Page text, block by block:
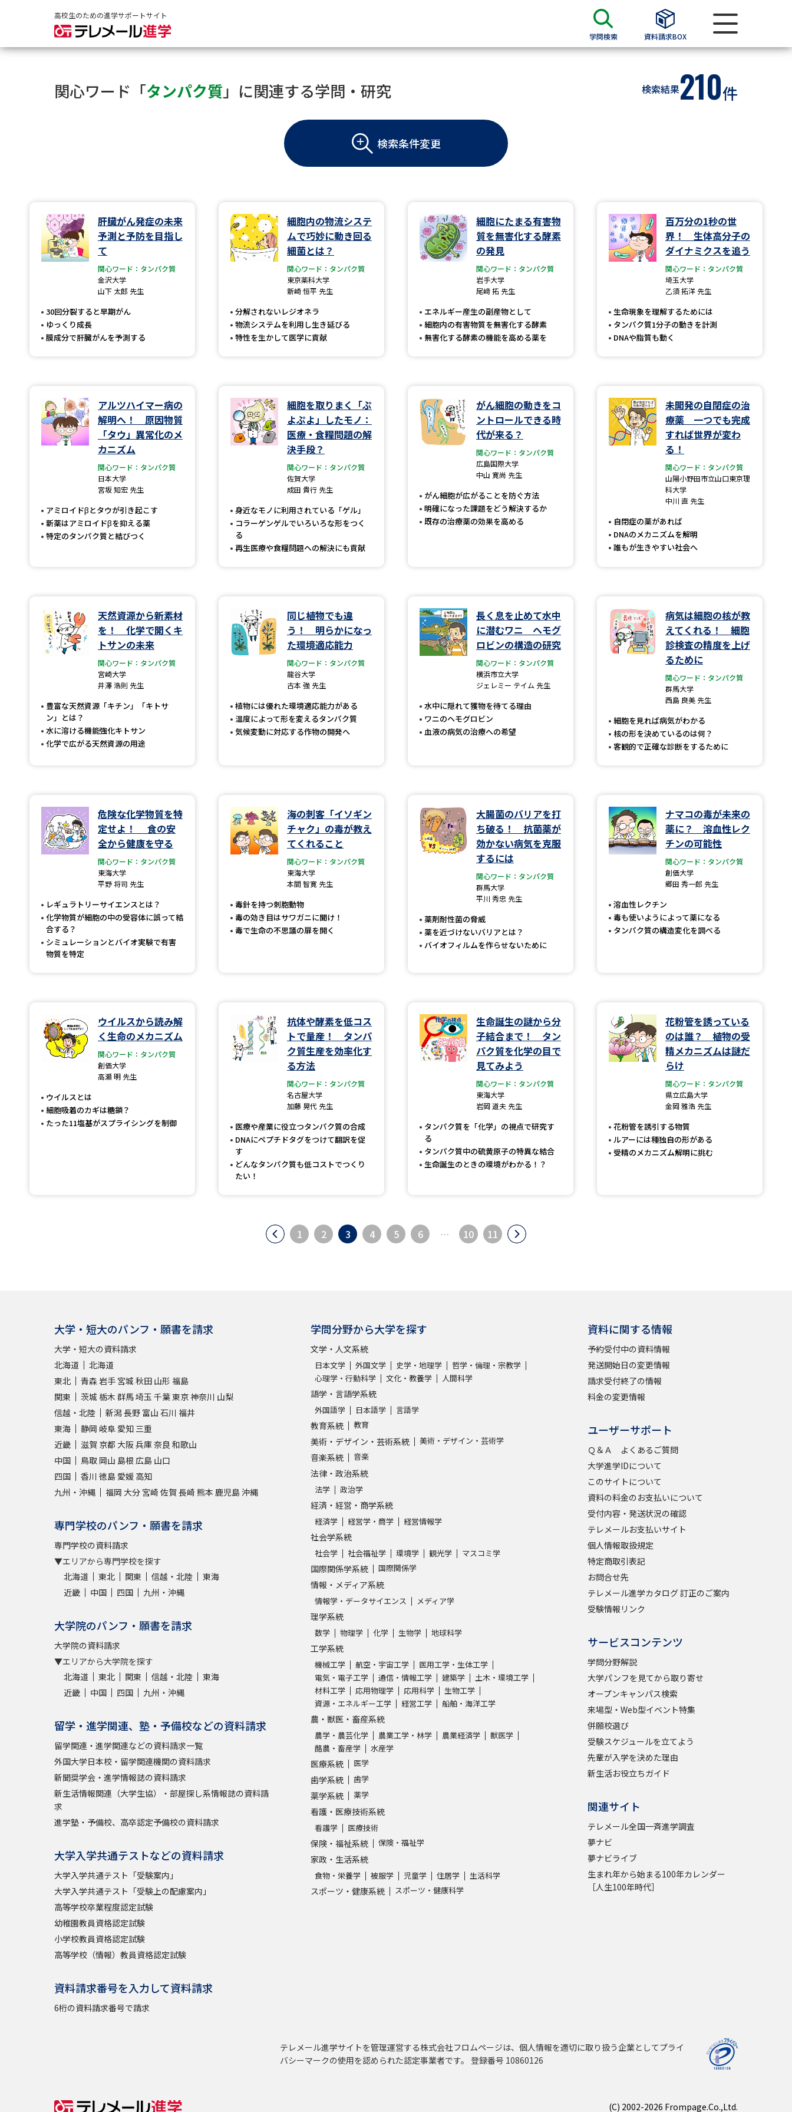
高校生のための進学サポートサイト
学問検索 資料請求BOX
資料検索
大学・短大の資料種類から請求
大学パンフ
学部・学科パンフ
総合型選抜・学校推薦型選抜 募集要項＆願書
大学・短大以外の資料から請求
専門学校の資料請求 大学院の資料請求
留学・進学関連、塾・予備校
大学入学共通テスト「受験案内」の請求
大学入学共通テスト「受験上の配慮案内」の請求
高等学校卒業程度認定試験
幼稚園教員資格認定試験
小学校教員資格認定試験
高等学校（情報）教員資格認定試験
大学で学べる内容や特徴を調べる
新増設大学・学部・学科特集
国際・グローバルに強い大学特集
奨学金・特待生制度特集
新学年スタート号特集ページ（高3生用）
新学年スタート号特集ページ（高2生用）
来場型・Web型イベント特集
夢ナビライブ
受験準備 資料検索
志望校・出願校を調べる
先輩が入学を決めた理由
学問発見 学問検索
大学で学びたい学問発見
学問のミニ講義「夢ナビ講義」 学問分野解説
ユーザーサポート
個人情報取扱規定
特定商取引表記 お問合せ先 テレメール進学カタログ 訂正のご案内
受験情報リンク
関心ワード「タンパク質」に関連する学問・研究 検索結果210件
検索条件変更
肝臓がん発症の未来
予測と予防を目指し
て
関心ワード：タンパク質
金沢大学
山下 太郎 先生
30回分裂すると早期がん
ゆっくり成長
膜成分で肝臓がんを予測する
細胞内の物流システ
ムで巧妙に動き回る
細菌とは？
関心ワード：タンパク質
東京薬科大学
新崎 恒平 先生
分解されないレジオネラ
物流システムを利用し生き延びる
特性を生かして医学に貢献
細胞にたまる有害物
質を無害化する酵素
の発見
関心ワード：タンパク質
岩手大学
尾﨑 拓 先生
エネルギー産生の副産物として
細胞内の有害物質を無害化する酵素
無害化する酵素の機能を高める薬を
百万分の1秒の世
界！ 生体高分子の
ダイナミクスを追う
関心ワード：タンパク質
埼玉大学
乙須 拓洋 先生
生命現象を理解するためには
タンパク質1分子の動きを計測
DNAや脂質も動く
アルツハイマー病の
解明へ！ 原因物質
「タウ」異常化のメ
カニズム
関心ワード：タンパク質
日本大学
宮坂 知宏 先生
アミロイドβとタウが引き起こす
新薬はアミロイドβを抑える薬
特定のタンパク質と結びつく
細胞を取りまく「ぷ
よぷよ」したモノ：
医療・食糧問題の解
決手段？
関心ワード：タンパク質
佐賀大学
成田 貴行 先生
身近なモノに利用されている「ゲル」
コラーゲンゲルでいろいろな形をつく
る
再生医療や食糧問題への解決にも貢献
がん細胞の動きをコ
ントロールできる時
代が来る？
関心ワード：タンパク質
広島国際大学
中山 寛尚 先生
がん細胞が広がることを防ぐ方法
明確になった課題をどう解決するか
既存の治療薬の効果を高める
未開発の自閉症の治
療薬 一つでも完成
すれば世界が変わ
る！
関心ワード：タンパク質
山陽小野田市立山口東京理
科大学
中川 直 先生
自閉症の薬があれば
DNAのメカニズムを解明
誰もが生きやすい社会へ
天然資源から新素材
を！ 化学で開くキ
トサンの未来
関心ワード：タンパク質
宮崎大学
井澤 浩則 先生
豊富な天然資源「キチン」「キトサ
ン」とは？
水に溶ける機能強化キトサン
化学で広がる天然資源の用途
同じ植物でも違
う！ 明らかになっ
た環境適応能力
関心ワード：タンパク質
龍谷大学
古本 強 先生
植物には優れた環境適応能力がある
温度によって形を変えるタンパク質
気候変動に対応する作物の開発へ
長く息を止めて水中
に潜むワニ ヘモグ
ロビンの構造の研究
関心ワード：タンパク質
横浜市立大学
ジェレミー テイム 先生
水中に隠れて獲物を待てる理由
ワニのヘモグロビン
血液の病気の治療への希望
病気は細胞の核が教
えてくれる！ 細胞
診検査の精度を上げ
るために
関心ワード：タンパク質
群馬大学
西島 良美 先生
細胞を見れば病気がわかる
核の形を決めているのは何？
客観的で正確な診断をするために
危険な化学物質を特
定せよ！ 食の安
全から健康を守る
関心ワード：タンパク質
東海大学
平野 将司 先生
レギュラトリーサイエンスとは？
化学物質が細胞の中の受容体に誤って結
合する？
シミュレーションとバイオ実験で有害
物質を特定
海の刺客「イソギン
チャク」の毒が教え
てくれること
関心ワード：タンパク質
東海大学
本間 智寛 先生
毒針を持つ刺胞動物
毒の効き目はサワガニに聞け！
毒で生命の不思議の扉を開く
大腸菌のバリアを打
ち破る！ 抗菌薬が
効かない病気を克服
するには
関心ワード：タンパク質
群馬大学
平川 秀忠 先生
薬剤耐性菌の脅威
薬を近づけないバリアとは？
バイオフィルムを作らせないために
ナマコの毒が未来の
薬に？ 溶血性レク
チンの可能性
関心ワード：タンパク質
創価大学
郷田 秀一郎 先生
溶血性レクチン
毒も使いようによって薬になる
タンパク質の構造変化を調べる
ウイルスから読み解
く生命のメカニズム
関心ワード：タンパク質
創価大学
高瀬 明 先生
ウイルスとは
細胞吸着のカギは糖鎖？
たった11塩基がスプライシングを制御
抗体や酵素を低コス
トで量産！ タンパ
ク質生産を効率化す
る方法
関心ワード：タンパク質
名古屋大学
加藤 晃代 先生
医療や産業に役立つタンパク質の合成
DNAにペプチドタグをつけて翻訳を促
す
どんなタンパク質も低コストでつくり
たい！
生命誕生の謎から分
子結合まで！ タン
パク質を化学の目で
見てみよう
関心ワード：タンパク質
東海大学
岩岡 道夫 先生
タンパク質を「化学」の視点で研究す
る
タンパク質中の硫黄原子の特異な結合
生命誕生のときの環境がわかる！？
花粉管を誘っている
のは誰？ 植物の受
精メカニズムは謎だ
らけ
関心ワード：タンパク質
県立広島大学
金岡 雅浩 先生
花粉管を誘引する物質
ルアーには種独自の形がある
受精のメカニズム解明に挑む
1 2 3 4 5 6 … 10 11
大学・短大のパンフ・願書を請求
大学・短大の資料請求
北海道
北海道
東北
青森 岩手 宮城 秋田 山形 福島
関東
茨城 栃木 群馬埼玉 千葉東京神奈川 山梨
信越・北陸
新潟長野 富山 石川 福井
東海
静岡 岐阜 愛知 三重
近畿
滋賀 京都 大阪兵庫奈良 和歌山
中国
鳥取 岡山 島根 広島 山口
四国
香川 徳島 愛媛 高知
九州・沖縄
福岡 大分 宮崎 佐賀 長崎 熊本 鹿児島沖縄
専門学校のパンフ・願書を請求
専門学校の資料請求
▼エリアから専門学校を探す
北海道
東北 関東 信越・北陸
東海
近畿
中国 四国 九州・沖縄
大学院のパンフ・願書を請求
大学院の資料請求
▼エリアから大学院を探す
北海道
東北 関東 信越・北陸
東海
近畿
中国 四国 九州・沖縄
留学・進学関連、塾・予備校などの資料請求
留学関連・進学関連などの資料請求一覧
外国大学日本校・留学関連機関の資料請求
新聞奨学会・進学情報誌の資料請求
新生活情報関連（大学生協）・部屋探し系情報誌の資料請
求
進学塾・予備校、高卒認定予備校の資料請求
大学入学共通テストなどの資料請求
大学入学共通テスト「受験案内」
大学入学共通テスト「受験上の配慮案内」
高等学校卒業程度認定試験
幼稚園教員資格認定試験
小学校教員資格認定試験
高等学校（情報）教員資格認定試験
資料請求番号を入力して資料請求
6桁の資料請求番号で請求
学問分野から大学を探す
文学・人文系統
日本文学 外国文学 史学・地理学
哲学・倫理・宗教学
心理学・行動科学
文化・教養学 人間科学
語学・言語学系統
外国語学 日本語学 言語学
教育系統 教育
美術・デザイン・芸術系統 美術・デザイン・芸術学
音楽系統 音楽
法律・政治系統
法学 政治学
経済・経営・商学系統
経済学 経営学・商学 経営情報学
社会学系統
社会学 社会福祉学 環境学 観光学 マスコミ学
国際関係学系統 国際関係学
情報・メディア系統
情報学・データサイエンス メディア学
理学系統
数学 物理学 化学 生物学 地球科学
工学系統
機械工学 航空・宇宙工学
医用工学・生体工学
電気・電子工学
通信・情報工学 建築学
土木・環境工学
材料工学
応用物理学 応用科学
生物工学
資源・エネルギー工学
経営工学 船舶・海洋工学
農・獣医・畜産系統
農学・農芸化学 農業工学・林学 農業経済学
獣医学
酪農・畜産学
水産学
医療系統 医学
歯学系統 歯学
薬学系統 薬学
看護・医療技術系統
看護学 医療技術
保険・福祉系統 保険・福祉学
家政・生活系統
食物・栄養学 被服学 児童学 住居学 生活科学
スポーツ・健康系統 スポーツ・健康科学
資料に関する情報
予約受付中の資料情報
発送開始日の変更情報
請求受付終了の情報
料金の変更情報
ユーザーサポート
Ｑ＆Ａ よくあるご質問
大学進学IDについて
このサイトについて
資料の料金のお支払いについて
受付内容・発送状況の確認
テレメールお支払いサイト
個人情報取扱規定
特定商取引表記
お問合せ先
テレメール進学カタログ 訂正のご案内
受験情報リンク
サービスコンテンツ
学問分野解説
大学パンフを見てから取り寄せ
オープンキャンパス検索
来場型・Web型イベント特集
併願校選び
受験スケジュールを立てよう
先輩が入学を決めた理由
新生活お役立ちガイド
関連サイト
テレメール全国一斉進学調査
夢ナビ
夢ナビライブ
生まれ年から始まる100年カレンダー
［人生100年時代］
テレメール進学サイトを管理運営する株式会社フロムページは、個人情報を適切に取り扱う企業としてプライ
バシーマークの使用を認められた認定事業者です。 登録番号 10860126
(C) 2002-2026 Frompage.Co.,Ltd.